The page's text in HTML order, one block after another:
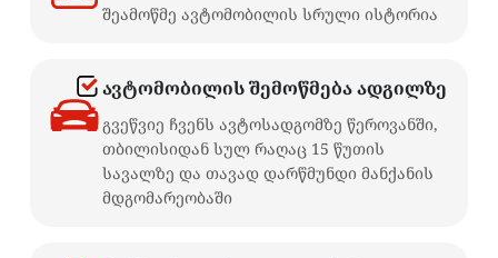
შეამოწმე ავტომობილის სრული ისტორია
ავტომობილის შემოწმება ადგილზე
გვეწვიე ჩვენს ავტოსადგომზე წეროვანში,
თბილისიდან სულ რაღაც 15 წუთის
სავალზე და თავად დარწმუნდი მანქანის
მდგომარეობაში